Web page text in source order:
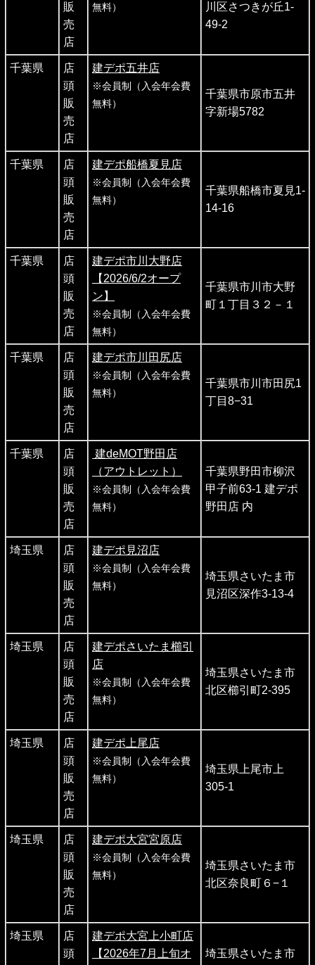
販
売
店
無料）
川区さつきが丘1-
49-2
千葉県
店
頭
販
売
店
建デポ五井店
※会員制（入会年会費
無料）
千葉県市原市五井
字新場5782
千葉県
店
頭
販
売
店
建デポ船橋夏見店
※会員制（入会年会費
無料）
千葉県船橋市夏見1-
14-16
千葉県
店
頭
販
売
店
建デポ市川大野店
【2026/6/2オープ
ン】
※会員制（入会年会費
無料）
千葉県市川市大野
町１丁目３２－１
千葉県
店
頭
販
売
店
建デポ市川田尻店
※会員制（入会年会費
無料）
千葉県市川市田尻1
丁目8−31
千葉県
店
頭
販
売
店
建deMOT野田店
（アウトレット）
※会員制（入会年会費
無料）
千葉県野田市柳沢
甲子前63-1 建デポ
野田店 内
埼玉県
店
頭
販
売
店
建デポ見沼店
※会員制（入会年会費
無料）
埼玉県さいたま市
見沼区深作3-13-4
埼玉県
店
頭
販
売
店
建デポさいたま櫛引
店
※会員制（入会年会費
無料）
埼玉県さいたま市
北区櫛引町2-395
埼玉県
店
頭
販
売
店
建デポ上尾店
※会員制（入会年会費
無料）
埼玉県上尾市上
305-1
埼玉県
店
頭
販
売
店
建デポ大宮宮原店
※会員制（入会年会費
無料）
埼玉県さいたま市
北区奈良町６−１
埼玉県
店
頭
建デポ大宮上小町店
【2026年7月上旬オ
埼玉県さいたま市